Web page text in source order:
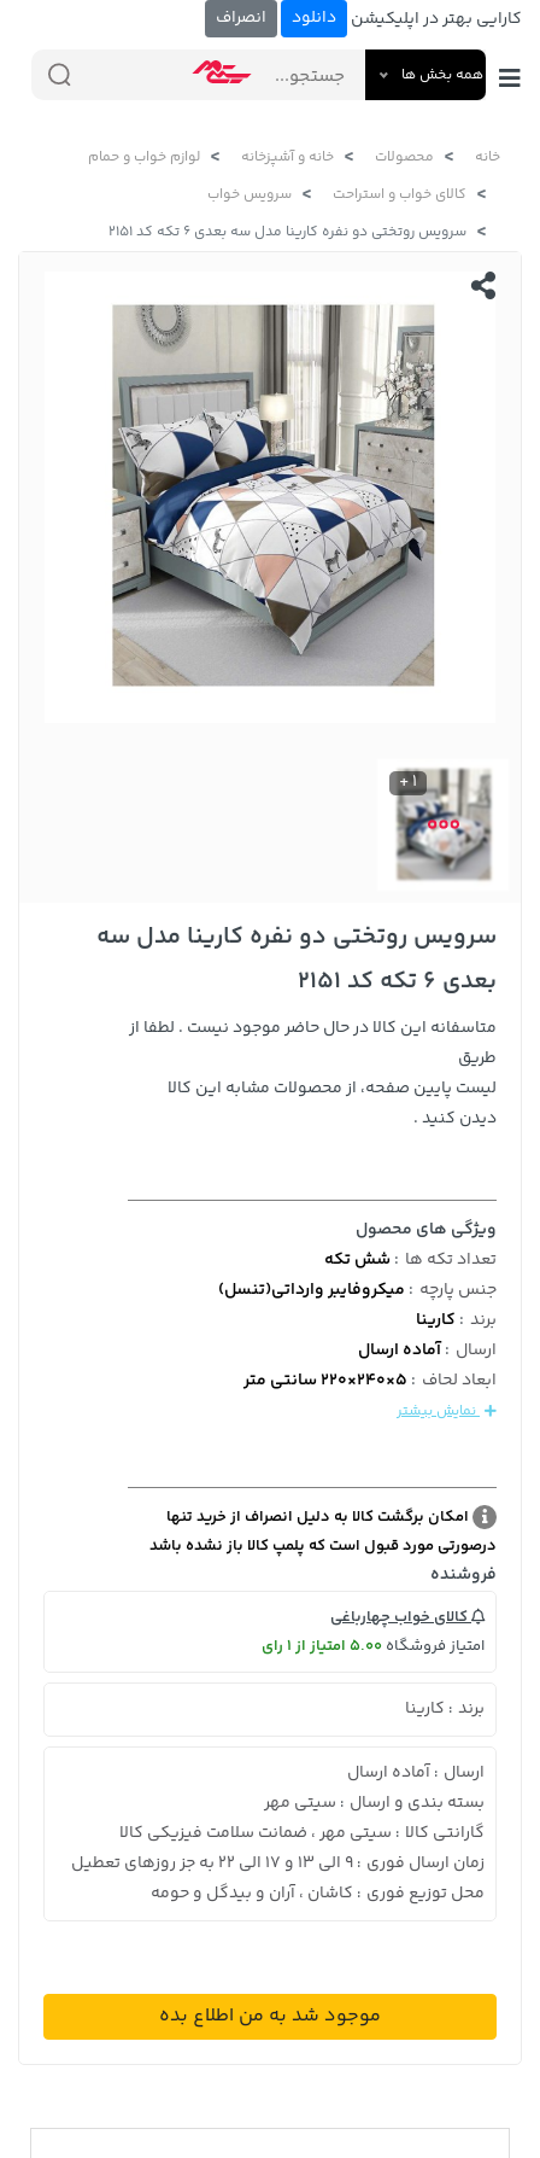
کارایی بهتر در اپلیکیشن دانلود انصراف
همه بخش ها
خانه محصولات خانه و آشپزخانه
لوازم خواب و حمام
کالای خواب و استراحت
سرویس خواب
سرویس روتختی دو نفره کارینا مدل سه بعدی 6 تکه کد 2151
1 +
سرویس روتختی دو نفره کارینا مدل سه
بعدی 6 تکه کد 2151
متاسفانه این کالا در حال حاضر موجود نیست . لطفا از
طریق
لیست پایین صفحه، از محصولات مشابه این کالا
دیدن کنید .
ویژگی های محصول
تعداد تکه ها :شش تکه
جنس پارچه : میکروفایبر وارداتی(تنسل)
برند : کارینا
ارسال :آماده ارسال
ابعاد لحاف : 5×240×220 سانتی متر
نمایش بیشتر
امکان برگشت کالا به دلیل انصراف از خرید تنها
درصورتی مورد قبول است که پلمپ کالا باز نشده باشد
فروشنده
کالای خواب چهارباغی
امتیاز فروشگاه 5.00 امتیاز از 1 رای
برند : کارینا
ارسال : آماده ارسال
بسته بندی و ارسال : سیتی مهر
گارانتی کالا : سیتی مهر ، ضمانت سلامت فیزیکی کالا
زمان ارسال فوری : 9 الی 13 و 17 الی 22 به جز روزهای تعطیل
محل توزیع فوری : کاشان ، آران و بیدگل و حومه
موجود شد به من اطلاع بده